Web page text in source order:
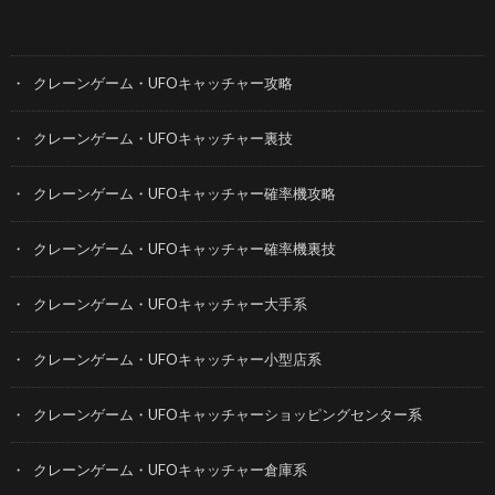
クレーンゲーム・UFOキャッチャー攻略
クレーンゲーム・UFOキャッチャー裏技
クレーンゲーム・UFOキャッチャー確率機攻略
クレーンゲーム・UFOキャッチャー確率機裏技
クレーンゲーム・UFOキャッチャー大手系
クレーンゲーム・UFOキャッチャー小型店系
クレーンゲーム・UFOキャッチャーショッピングセンター系
クレーンゲーム・UFOキャッチャー倉庫系